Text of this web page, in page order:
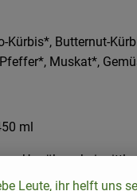
Kürbis*, Butternut-
Muskat*,
ml
Umrühren bei
kühl lagern und
Leute, ihr helft uns